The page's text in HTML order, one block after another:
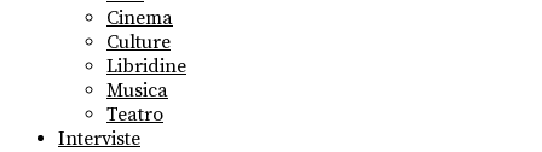
menu
Cinema
Culture
Libridine
Musica
Teatro
Interviste